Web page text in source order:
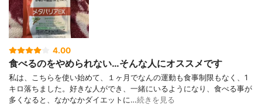
4.00
食べるのをやめられない…そんな人にオススメです
私は、こちらを使い始めて、１ヶ月でなんの運動も食事制限もなく、1
キロ落ちました。好きな人ができ、一緒にいるようになり、食べる事が
多くなると、なかなかダイエットに…続きを見る